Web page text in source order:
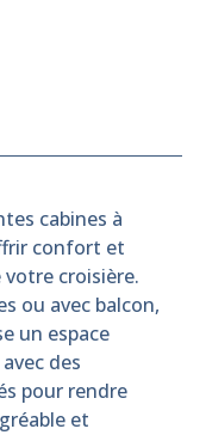
cabines à
confort et
croisière.
ou avec balcon,
un espace
des
pour rendre
et